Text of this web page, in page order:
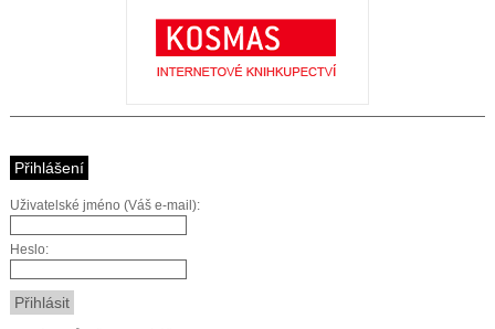
Přihlášení
Uživatelské jméno (Váš e-mail):
Heslo: